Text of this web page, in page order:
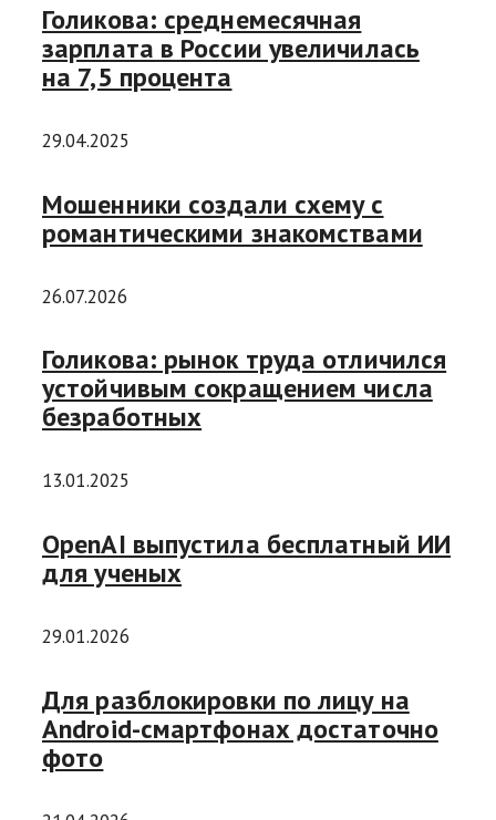
Голикова: среднемесячная
зарплата в России увеличилась
на 7,5 процента
29.04.2025
Мошенники создали схему с
романтическими знакомствами
26.07.2026
Голикова: рынок труда отличился
устойчивым сокращением числа
безработных
13.01.2025
OpenAI выпустила бесплатный ИИ
для ученых
29.01.2026
Для разблокировки по лицу на
Android-смартфонах достаточно
фото